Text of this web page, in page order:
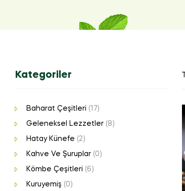
Kategoriler
Baharat Çeşitleri (17)
Geleneksel Lezzetler (8)
Hatay Künefe (2)
Kahve Ve Şuruplar (0)
Kömbe Çeşitleri (6)
Kuruyemiş (0)